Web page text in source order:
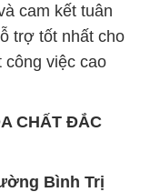
cam kết tuân
trợ tốt nhất cho
công việc cao
CHẤT ĐẮC
Bình Trị